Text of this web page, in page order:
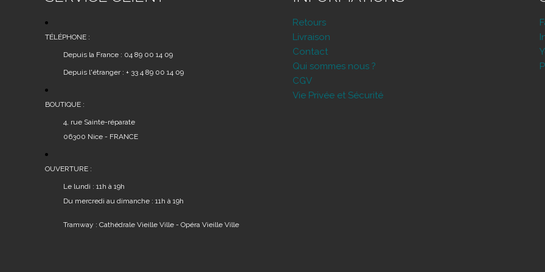
TÉLÉPHONE :
Depuis la France : 04 89 00 14 09
Depuis l'étranger : + 33 4 89 00 14 09
BOUTIQUE :
4, rue Sainte-réparate
06300 Nice - FRANCE
OUVERTURE :
Le lundi : 11h à 19h
Du mercredi au dimanche : 11h à 19h
Tramway : Cathédrale Vieille Ville - Opéra Vieille Ville
Retours
Livraison
Contact
Qui sommes nous ?
CGV
Vie Privée et Sécurité